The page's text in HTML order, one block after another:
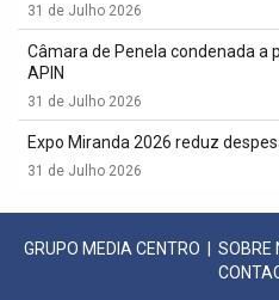
31 de Julho 2026
Câmara de Penela condenada a
APIN
31 de Julho 2026
Expo Miranda 2026 reduz
31 de Julho 2026
GRUPO MEDIA CENTRO SOBRE